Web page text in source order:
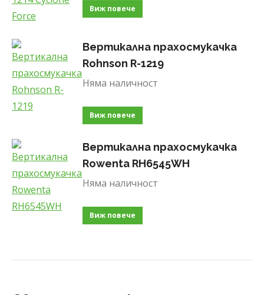
Виж повече
Вертикална прахосмукачка
Rohnson R-1219
Няма наличност
Виж повече
Вертикална прахосмукачка
Rowenta RH6545WH
Няма наличност
Виж повече